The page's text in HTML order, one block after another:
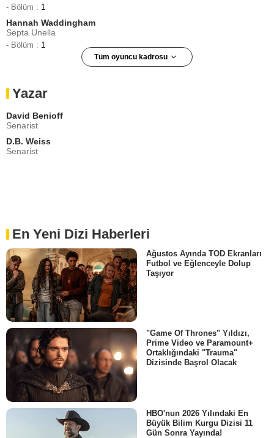
- Bölüm : 1
Hannah Waddingham
Septa Unella
- Bölüm : 1
Tüm oyuncu kadrosu
- Bölüm :1
Olly
- Bölüm :
Hafþór Júlíus Björnsson
Gregor Clegane
Khal Moro
Chuku Modu
Aggo
- Bölüm :1
Staz Nair
Qhono
- Bölüm :
Gerald Lepkowski
Zanrush
- Bölüm :1
Michael Condron
Bowen Marsh
- Bölüm :
Yazar
David Benioff
Senarist
D.B. Weiss
Senarist
En Yeni Dizi Haberleri
Ağustos Ayında TOD Ekranları
Futbol ve Eğlenceyle Dolup
Taşıyor
"Game Of Thrones" Yıldızı,
Prime Video ve Paramount+
Ortaklığındaki "Trauma"
Dizisinde Başrol Olacak
HBO'nun 2026 Yılındaki En
Büyük Bilim Kurgu Dizisi 11
Gün Sonra Yayında!